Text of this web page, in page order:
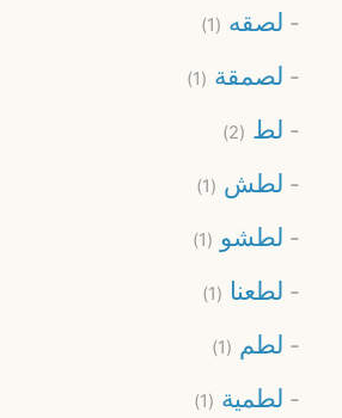
لصقه (1)
لصمقة (1)
لط (2)
لطش (1)
لطشو (1)
لطعنا (1)
لطم (1)
لطمية (1)